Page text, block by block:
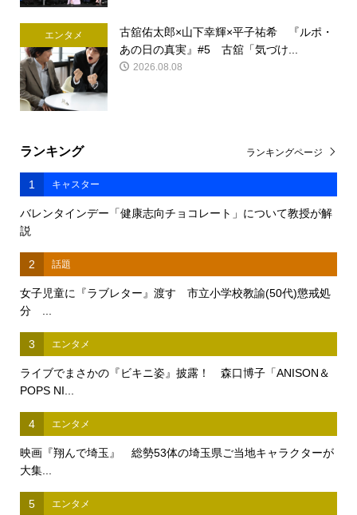
エンタメ
古舘佑太郎×山下幸輝×平子祐希 『ルポ・
あの日の真実』#5 古舘「気づけ...
2026.08.08
ランキング
1 キャスター
バレンタインデー「健康志向チョコレート」について教授が解
説
2 話題
女子児童に『ラブレター』渡す 市立小学校教諭(50代)懲戒処
分 ...
3 エンタメ
ライブでまさかの『ビキニ姿』披露！ 森口博子「ANISON＆
POPS NI...
4 エンタメ
映画『翔んで埼玉』 総勢53体の埼玉県ご当地キャラクターが
大集...
5 エンタメ
ランキングページ